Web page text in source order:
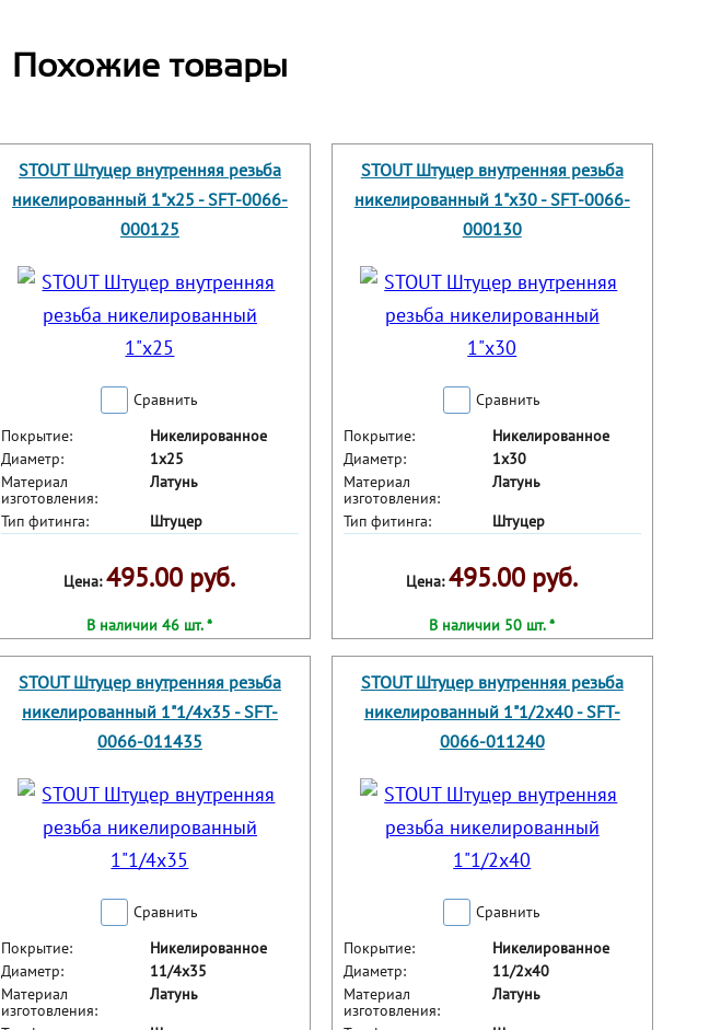
Похожие товары
STOUT Штуцер внутренняя резьба
никелированный 1"x25 - SFT-0066-
000125
Сравнить
Покрытие:
Никелированное
Диаметр:
1x25
Материал
изготовления:
Латунь
Тип фитинга:
Штуцер
Цена:495.00 руб.
В наличии 46 шт. *
STOUT Штуцер внутренняя резьба
никелированный 1"x30 - SFT-0066-
000130
Сравнить
Покрытие:
Никелированное
Диаметр:
1x30
Материал
изготовления:
Латунь
Тип фитинга:
Штуцер
Цена:495.00 руб.
В наличии 50 шт. *
STOUT Штуцер внутренняя резьба
никелированный 1"1/4x35 - SFT-
0066-011435
Сравнить
Покрытие:
Никелированное
Диаметр:
11/4x35
Материал
изготовления:
Латунь
STOUT Штуцер внутренняя резьба
никелированный 1"1/2x40 - SFT-
0066-011240
Сравнить
Покрытие:
Никелированное
Диаметр:
11/2x40
Материал
изготовления:
Латунь